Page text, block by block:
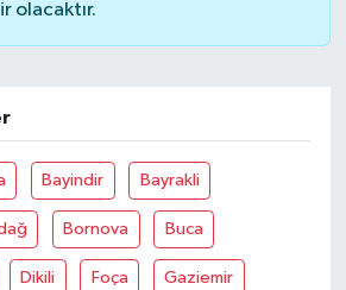
olacaktır.
Bayindir Bayrakli
Bornova Buca
Dikili Foça Gaziemir